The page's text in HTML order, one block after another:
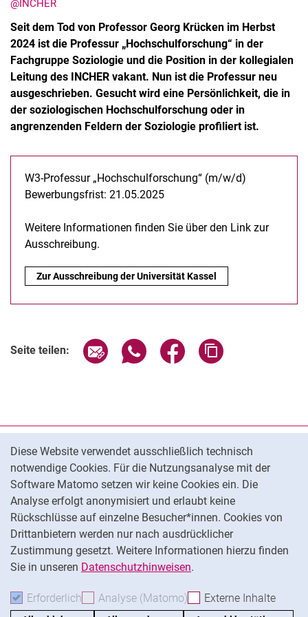
Diese Website verwendet ausschließlich technisch
notwendige Cookies. Für die Nutzungsanalyse mit der
Software Matomo setzen wir keine Cookies ein. Die
Analyse erfolgt anonymisiert und erlaubt keine
Rückschlüsse auf einzelne Besucher*innen. Cookies von
Drittanbietern werden nur nach ausdrücklicher
Zustimmung gesetzt. Weitere Informationen hierzu finden
Sie in unseren Datenschutzhinweisen.
Erforderlich Erforderliche Cookies akzeptieren
Analyse (Matomo) Analyse-Cookies
Externe Inhalte
@INCHER
Seit dem Tod von Professor Georg Krücken im Herbst
2024 ist die Professur „Hochschulforschung“ in der
Fachgruppe Soziologie und die Position in der kollegialen
Leitung des INCHER vakant. Nun ist die Professur neu
ausgeschrieben. Gesucht wird eine Persönlichkeit, die in
der soziologischen Hochschulforschung oder in
angrenzenden Feldern der Soziologie profiliert ist.
W3-Professur „Hochschulforschung“ (m/w/d)
Bewerbungsfrist: 21.05.2025
Weitere Informationen finden Sie über den Link zur
Ausschreibung.
Zur Ausschreibung der Universität Kassel
Seite teilen: Seite über E-Mail teilen
Seite über WhatsApp teilen
Seite über Facebook
Datenschutz
Barrierefreiheit
Transparenter KI-Einsatz
Impressum
Cookie-Einstellungen